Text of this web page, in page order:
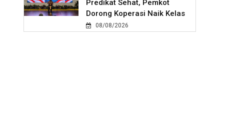
Predikat Sehat, Pemkot
Dorong Koperasi Naik Kelas
08/08/2026